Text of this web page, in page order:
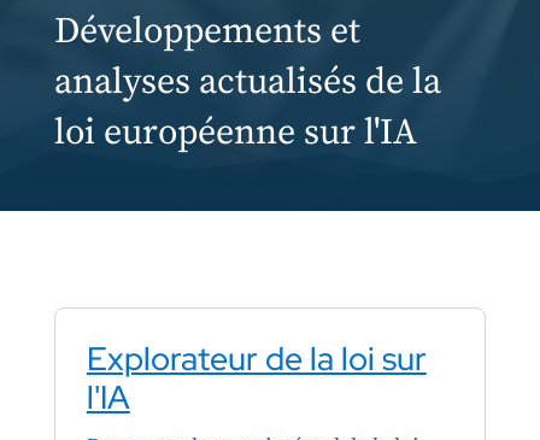
Développements et
analyses actualisés de la
loi européenne sur l'IA
Explorateur de la loi sur
l'IA